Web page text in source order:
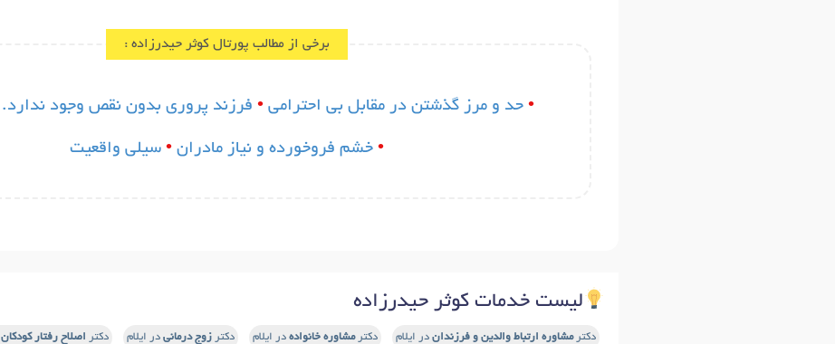
برخی از مطالب پورتال کوثر حیدرزاده :
•حد و مرز گذشتن در مقابل بی احترامی • فرزند پروری بدون نقص وجود ندارد.
•خشم فروخورده و نیاز مادران •سیلی واقعیت
لیست خدمات کوثر حیدرزاده
دکترمشاوره ارتباط والدین و فرزندان در ایلام دکترمشاوره خانواده در ایلام دکتر زوج درمانی در ایلام دکتر اصلاح رفتار کودکان